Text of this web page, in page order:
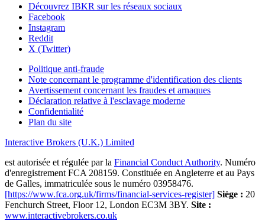
Découvrez IBKR sur les réseaux sociaux
Facebook
Instagram
Reddit
X (Twitter)
Politique anti-fraude
Note concernant le programme d'identification des clients
Avertissement concernant les fraudes et arnaques
Déclaration relative à l'esclavage moderne
Confidentialité
Plan du site
Interactive Brokers (U.K.) Limited
est autorisée et régulée par la Financial Conduct Authority. Numéro
d'enregistrement FCA 208159. Constituée en Angleterre et au Pays
de Galles, immatriculée sous le numéro 03958476.
[https://www.fca.org.uk/firms/financial-services-register] Siège : 20
Fenchurch Street, Floor 12, London EC3M 3BY. Site :
www.interactivebrokers.co.uk